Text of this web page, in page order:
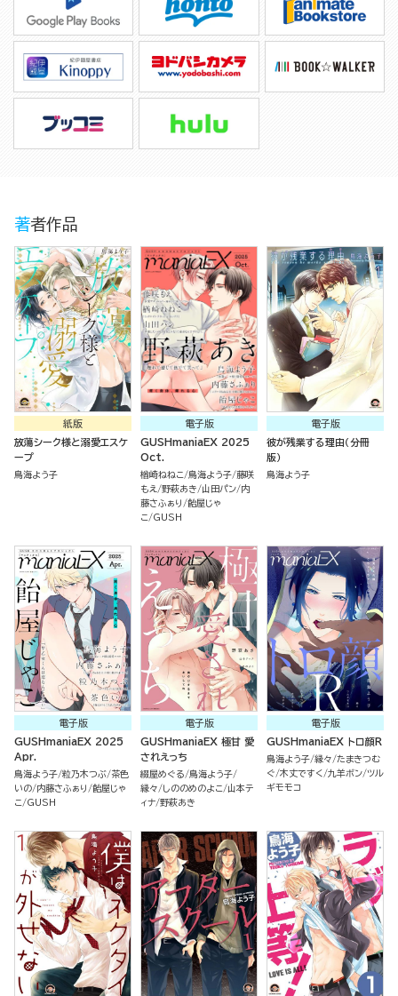
著者作品
紙版
放蕩シーク様と溺愛エスケ
ープ
鳥海よう子
電子版
GUSHmaniaEX 2025
Oct.
楢崎ねねこ 鳥海よう子 藤咲
もえ
野萩あき 山田パン 内
藤さふぁり
飴屋じゃ
こ
GUSH
電子版
彼が残業する理由（分冊
版）
鳥海よう子
電子版
GUSHmaniaEX 2025
Apr.
鳥海よう子 粒乃木つぶ 茶色
いの 内藤さふぁり
飴屋じゃ
こ
GUSH
電子版
GUSHmaniaEX 極甘 愛
されえっち
綴屋めぐる
鳥海よう子
縁々
しののめのよこ
山本テ
ィナ 野萩あき
電子版
GUSHmaniaEX トロ顔R
鳥海よう子 縁々 たまきつむ
ぐ 木丈ですく 九羊ボン ツル
ギモモコ